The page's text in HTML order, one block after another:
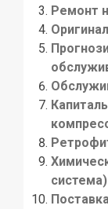
Ремонт
система)